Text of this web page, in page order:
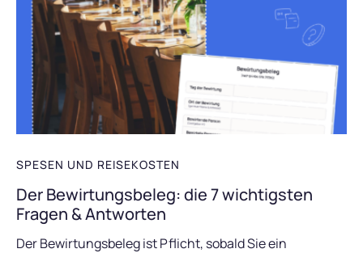
SPESEN UND REISEKOSTEN
Der Bewirtungsbeleg: die 7 wichtigsten
Fragen & Antworten
Der Bewirtungsbeleg ist Pflicht, sobald Sie ein